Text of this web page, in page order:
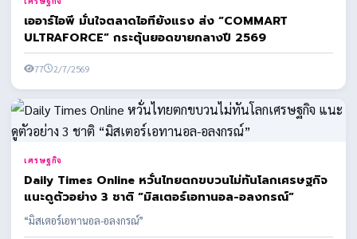
เออาร์ไอพี มั่นใจตลาดไอทียังแรง ส่ง “COMMART
ULTRAFORCE” กระตุ้นยอดขายกลางปี 2569
77 2/7/2569
เศรษฐกิจ
Daily Times Online หวั่นไทยตกขบวนไม่ทันโลกเศรษฐกิจ
แนะดูตัวอย่าง 3 ชาติ “มิสเตอร์เอทานอล-อลงกรณ์”
“มิสเตอร์เอทานอล-อลงกรณ์”